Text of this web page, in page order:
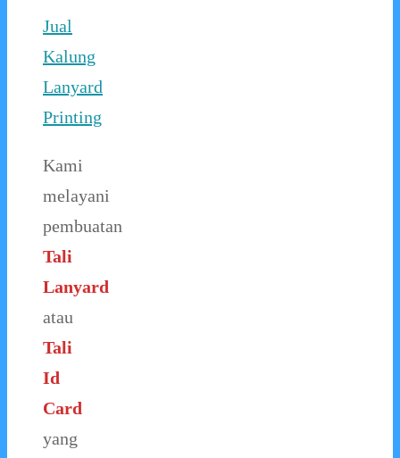
Jual
Kalung
Lanyard
Printing
Kami
melayani
pembuatan
Tali
Lanyard
atau
Tali
Id
Card
yang